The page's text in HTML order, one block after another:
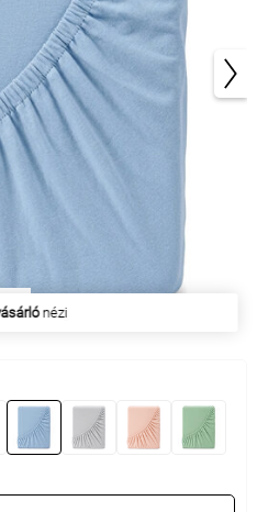
meg